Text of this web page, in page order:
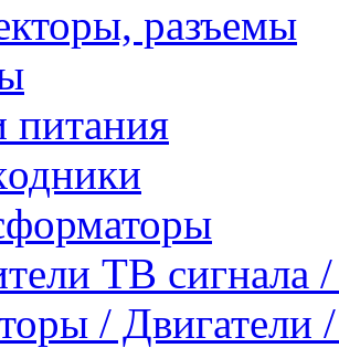
разъемы
питания
ТВ сигнала
/